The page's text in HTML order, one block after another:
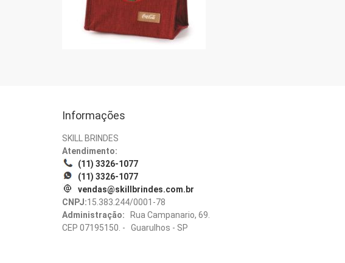
Informações
SKILL BRINDES
Atendimento:
(11) 3326-1077
(11) 3326-1077
vendas@skillbrindes.com.br
CNPJ:15.383.244/0001-78
Administração: Rua Campanario, 69.
CEP 07195150. - Guarulhos - SP